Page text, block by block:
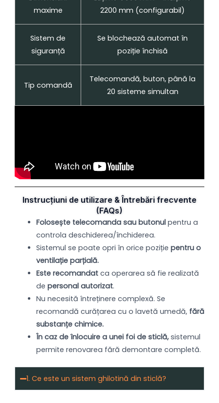
maxime
2200 mm (configurabil)
Sistem de
siguranță
Se blochează automat în
poziție închisă
Tip comandă
Telecomandă, buton, până la
20 sisteme simultan
Instrucțiuni de utilizare & Întrebări frecvente
(FAQs)
Folosește telecomanda sau butonul pentru a
controla deschiderea/închiderea.
Sistemul se poate opri în orice poziție pentru o
ventilație parțială.
Este recomandat ca operarea să fie realizată
de personal autorizat.
Nu necesită întreținere complexă. Se
recomandă curățarea cu o lavetă umedă,fără
substanțe chimice.
În caz de înlocuire a unei foi de sticlă, sistemul
permite renovarea fără demontare completă.
1. Ce este un sistem ghilotină din sticlă?